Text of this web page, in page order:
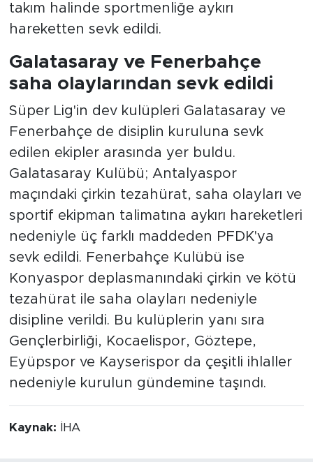
takım halinde sportmenliğe aykırı
hareketten sevk edildi.
Galatasaray ve Fenerbahçe
saha olaylarından sevk edildi
Süper Lig'in dev kulüpleri Galatasaray ve
Fenerbahçe de disiplin kuruluna sevk
edilen ekipler arasında yer buldu.
Galatasaray Kulübü; Antalyaspor
maçındaki çirkin tezahürat, saha olayları ve
sportif ekipman talimatına aykırı hareketleri
nedeniyle üç farklı maddeden PFDK'ya
sevk edildi. Fenerbahçe Kulübü ise
Konyaspor deplasmanındaki çirkin ve kötü
tezahürat ile saha olayları nedeniyle
disipline verildi. Bu kulüplerin yanı sıra
Gençlerbirliği, Kocaelispor, Göztepe,
Eyüpspor ve Kayserispor da çeşitli ihlaller
nedeniyle kurulun gündemine taşındı.
Kaynak: İHA